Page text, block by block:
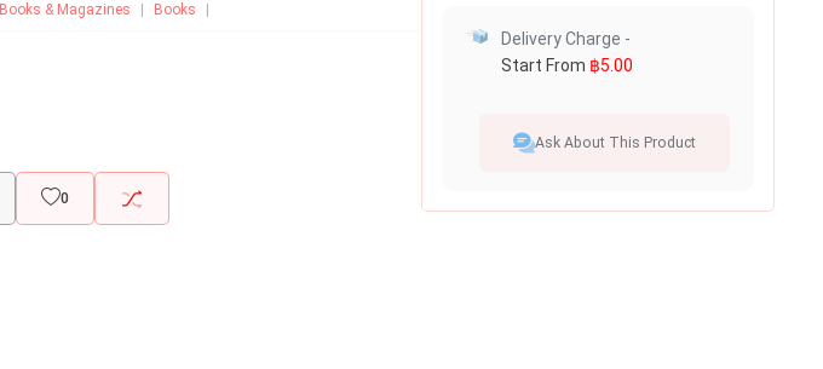
Books & Magazines Books
0
Delivery Charge -
Start From ฿5.00
Ask About This Product